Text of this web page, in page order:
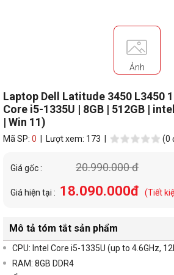
Ảnh
Laptop Dell Latitude 3450 L3450
Core i5-1335U | 8GB | 512GB |
| Win 11)
Mã SP: 0 | Lượt xem: 173 | (0
Giá gốc : 20.990.000 đ
Giá hiện tại : 18.090.000đ (Tiết
Mô tả tóm tắt sản phẩm
CPU: Intel Core i5-1335U (up to 4.6GHz,
RAM: 8GB DDR4